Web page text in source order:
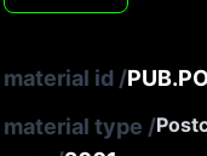
material id /
material type /